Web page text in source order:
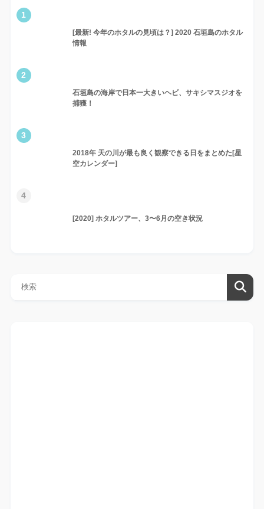
1
[最新! 今年のホタルの見頃は？] 2020 石垣島のホタル
情報
2
石垣島の海岸で日本一大きいヘビ、サキシマスジオを
捕獲！
3
2018年 天の川が最も良く観察できる日をまとめた[星
空カレンダー]
4
[2020] ホタルツアー、3〜6月の空き状況